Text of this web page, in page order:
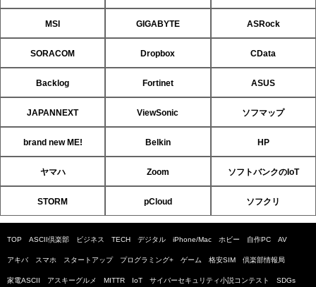
MSI GIGABYTE ASRock
SORACOM Dropbox CData
Backlog Fortinet ASUS
JAPANNEXT ViewSonic ソフマップ
brand new ME! Belkin HP
ヤマハ Zoom ソフトバンクのIoT
STORM pCloud ソフクリ
TOP ASCII倶楽部 ビジネス TECH デジタル iPhone/Mac ホビー 自作PC AV
アキバ スマホ スタートアップ プログラミング+ ゲーム 格安SIM 倶楽部情報局
家電ASCII アスキーグルメ MITTR IoT サイバーセキュリティ小説コンテスト SDGs